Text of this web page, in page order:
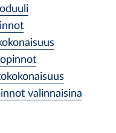
valinnaisina